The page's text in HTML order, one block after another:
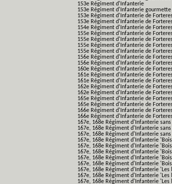
153e Régiment d'Infanterie
153e Régiment d'Infanterie gourmette
153e Régiment d'Infanterie de
153e Régiment d'Infanterie de
154e Régiment d'Infanterie de
155e Régiment d'Infanterie de
155e Régiment d'Infanterie de
155e Régiment d'Infanterie de
155e Régiment d'Infanterie de
156e Régiment d'Infanterie de
156e Régiment d'Infanterie de
160e Régiment d'Infanterie de
161e Régiment d'Infanterie de
161e Régiment d'Infanterie de
162e Régiment d'Infanterie de
162e Régiment d'Infanterie de
165e Régiment d'Infanterie de
165e Régiment d'Infanterie de
166e Régiment d'Infanterie de
166e Régiment d'Infanterie de
167e, 168e Régiment d'Infanterie sans
167e, 168e Régiment d'Infanterie
167e, 168e Régiment d'Infanterie
167e, 168e Régiment d'Infanterie
167e, 168e Régiment d'Infanterie
167e, 168e Régiment d'Infanterie
167e, 168e Régiment d'Infanterie
167e, 168e Régiment d'Infanterie
167e, 168e Régiment d'Infanterie 'Les
167e, 168e Régiment d'Infanterie 'Les
167e, 168e Régiment d'Infanterie 'Les